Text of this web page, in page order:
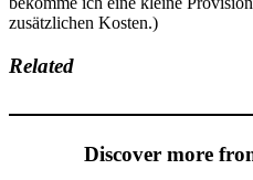
zusätzlichen Kosten.)
Related
Discover more